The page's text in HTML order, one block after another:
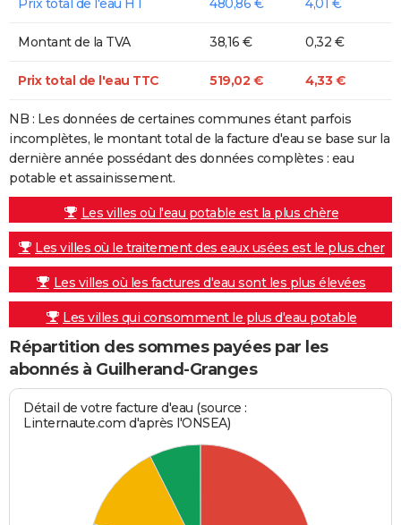
Montant de la TVA 38,16 € 0,32 €
Prix total de l'eau TTC 519,02 € 4,33 €
NB : Les données de certaines communes étant parfois
incomplètes, le montant total de la facture d'eau se base sur la
dernière année possédant des données complètes : eau
potable et assainissement.
Les villes où l'eau potable est la plus chère
Les villes où le traitement des eaux usées est le plus cher
Les villes où les factures d'eau sont les plus élevées
Les villes qui consomment le plus d'eau potable
Répartition des sommes payées par les
abonnés à Guilherand-Granges
Détail de votre facture d'eau (source :
Linternaute.com d'après l'ONSEA)